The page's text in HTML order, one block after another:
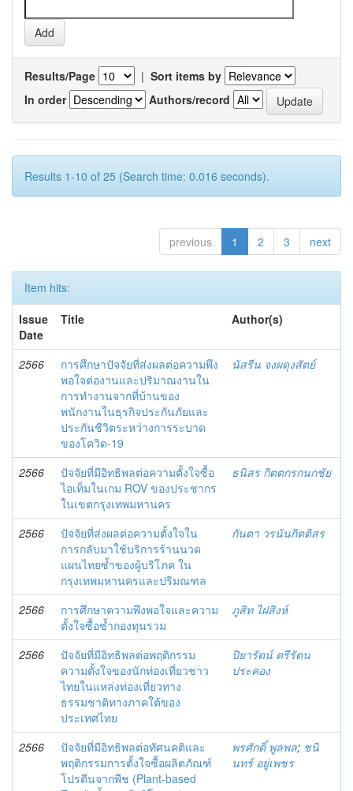
Results/Page | Sort items by
In order
Authors/record
Results 1-10 of 25 (Search time: 0.016 seconds).
previous 1 2 3 next
Item hits:
Issue
Date
Title Author(s)
2566
การศึกษาปัจจัยที่ส่งผลต่อความพึง
พอใจต่องานและปริมาณงานใน
การทำงานจากที่บ้านของ
พนักงานในธุรกิจประกันภัยและ
ประกันชีวิตระหว่างการระบาด
ของโควิด-19
นัสรีน จงผดุงสัตย์
2566
ปัจจัยที่มีอิทธิพลต่อความตั้งใจซื้อ
ไอเท็มในเกม ROV ของประชากร
ในเขตกรุงเทพมหานคร
ธนิสร กิตตกรกนกชัย
2566
ปัจจัยที่ส่งผลต่อความตั้งใจใน
การกลับมาใช้บริการร้านนวด
แผนไทยซ้ำของผู้บริโภค ใน
กรุงเทพมหานครและปริมณฑล
กันตา วรนันกิตติสร
2566
การศึกษาความพึงพอใจและความ
ตั้งใจซื้อซ้ำกองทุนรวม
ภูสิท ไฝสิงห์
2566
ปัจจัยที่มีอิทธิพลต่อพฤติกรรม
ความตั้งใจของนักท่องเที่ยวชาว
ไทยในแหล่งท่องเที่ยวทาง
ธรรมชาติทางภาคใต้ของ
ประเทศไทย
ปิยารัตน์ ตรีรัตน
ประคอง
2566
ปัจจัยที่มีอิทธิพลต่อทัศนคติและ
พฤติกรรมการตั้งใจซื้อผลิตภัณฑ์
โปรตีนจากพืช (Plant-based
พรศักดิ์ พูลพล; ชนิ
นทร์ อยู่เพชร